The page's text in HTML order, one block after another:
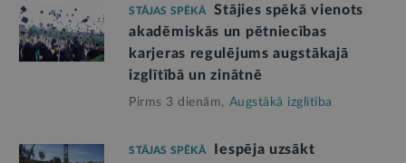
STĀJAS SPĒKĀ
Stājies spēkā vienots
akadēmiskās un pētniecības
karjeras regulējums augstākajā
izglītībā un zinātnē
Pirms 3 dienām, Augstākā izglītība
STĀJAS SPĒKĀ
Iespēja uzsākt